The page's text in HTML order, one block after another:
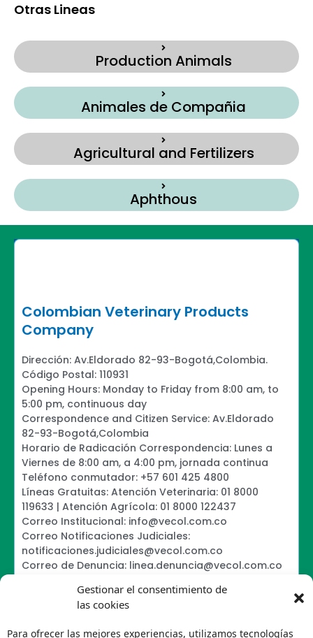
Gestionar el consentimiento de
las cookies
Para ofrecer las mejores experiencias, utilizamos tecnologías
Otras Lineas
Production Animals
Animales de Compañia
Agricultural and Fertilizers
Aphthous
Colombian Veterinary Products
Company
Dirección: Av.Eldorado 82-93-Bogotá,Colombia.
Código Postal: 110931
Opening Hours: Monday to Friday from 8:00 am, to
5:00 pm, continuous day
Correspondence and Citizen Service: Av.Eldorado
82-93-Bogotá,Colombia
Horario de Radicación Correspondencia: Lunes a
Viernes de 8:00 am, a 4:00 pm, jornada continua
Teléfono conmutador: +57 601 425 4800
Líneas Gratuitas: Atención Veterinaria: 01 8000
119633 | Atención Agrícola: 01 8000 122437
Correo Institucional: info@vecol.com.co
Correo Notificaciones Judiciales:
notificaciones.judiciales@vecol.com.co
Correo de Denuncia: linea.denuncia@vecol.com.co
Política de Términos y Condiciones de Uso